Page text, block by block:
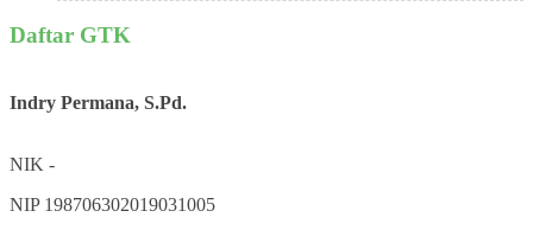
Daftar GTK
Indry Permana, S.Pd.
NIK -
NIP 198706302019031005